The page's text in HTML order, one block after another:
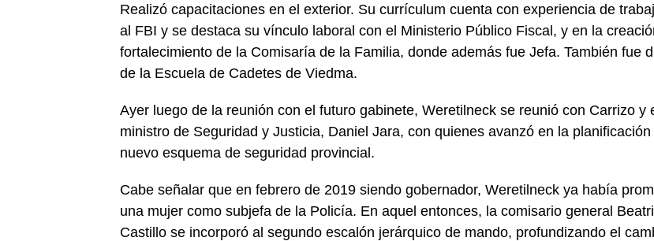
Realizó capacitaciones en el exterior. Su currículum cuenta con experiencia de
al FBI y se destaca su vínculo laboral con el Ministerio Público Fiscal, y en la
fortalecimiento de la Comisaría de la Familia, donde además fue Jefa. También fue
de la Escuela de Cadetes de Viedma.
Ayer luego de la reunión con el futuro gabinete, Weretilneck se reunió con Carrizo y
ministro de Seguridad y Justicia, Daniel Jara, con quienes avanzó en la planificación
nuevo esquema de seguridad provincial.
Cabe señalar que en febrero de 2019 siendo gobernador, Weretilneck ya había
una mujer como subjefa de la Policía. En aquel entonces, la comisario general
Castillo se incorporó al segundo escalón jerárquico de mando, profundizando el